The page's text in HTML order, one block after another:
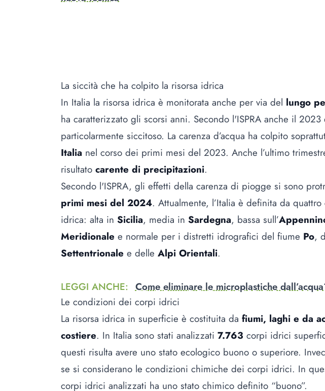
La siccità che ha colpito la risorsa idrica
In Italia la risorsa idrica è monitorata anche per via del lungo
ha caratterizzato gli scorsi anni. Secondo l'ISPRA anche il 2023
particolarmente siccitoso. La carenza d’acqua ha colpito
Italia nel corso dei primi mesi del 2023. Anche l’ultimo
risultato carente di precipitazioni.
Secondo l'ISPRA, gli effetti della carenza di piogge si sono
primi mesi del 2024. Attualmente, l’Italia è definita da
idrica: alta in Sicilia, media in Sardegna, bassa sull’
Meridionale e normale per i distretti idrografici del fiume Po,
Settentrionale e delle Alpi Orientali.
LEGGI ANCHE: Come eliminare le microplastiche
Le condizioni dei corpi idrici
La risorsa idrica in superficie è costituita da fiumi, laghi e da
costiere. In Italia sono stati analizzati 7.763 corpi idrici
questi risulta avere uno stato ecologico buono o superiore.
se si considerano le condizioni chimiche dei corpi idrici. In
corpi idrici analizzati ha uno stato chimico definito “buono”.